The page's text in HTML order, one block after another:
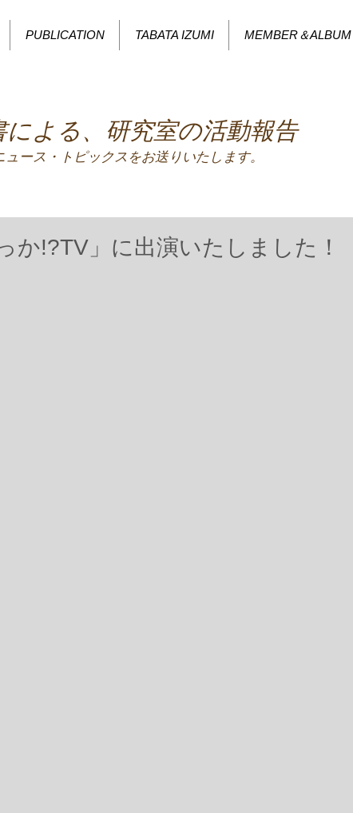
PUBLICATION TABATA IZUMI MEMBER＆ALBUM
による、研究室の活動報告
ース・トピックスをお送りいたします。
か!?TV」に出演いたしました！